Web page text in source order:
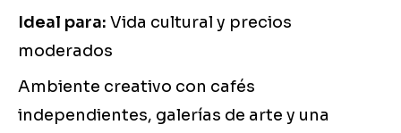
Ideal para: Vida cultural y precios
moderados
Ambiente creativo con cafés
independientes, galerías de arte y una